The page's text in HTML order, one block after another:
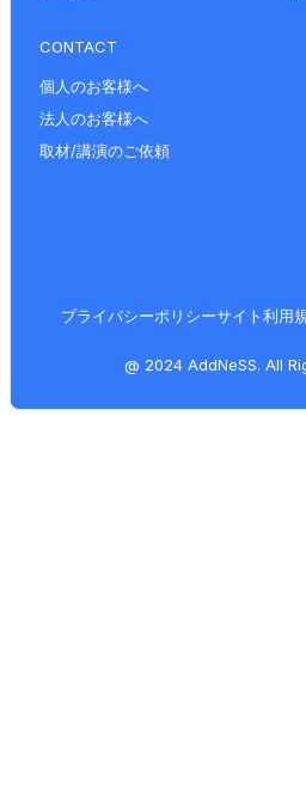
CONTACT
個人のお客様へ
法人のお客様へ
取材/講演のご依頼
プライバシーポリシーサイト利用
@ 2024 AddNeSS. All